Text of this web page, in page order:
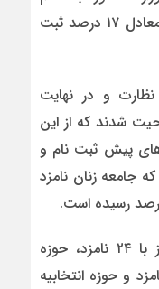
کردند که از این میان ۱۲۵ داوطلب معادل ۱۷ درصد ثبت
و در نهایت
تایید صلاحیت شدند که از این
پیش ثبت نام و
جامعه زنان نامزد
حوزه انتخابیه قزوین، آبیک و البرز با ۲۴ نامزد، حوزه
و حوزه انتخابیه